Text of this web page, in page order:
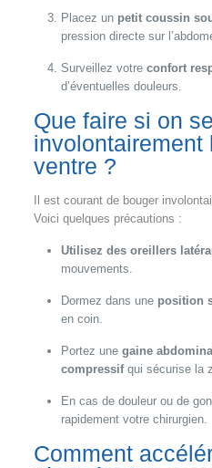
Placez un petit coussin
pression directe sur
Surveillez votre confort
d’éventuelles douleurs.
Que faire si on
involontairement
ventre ?
Il est courant de bouger
Voici quelques précautions :
Utilisez des oreillers
mouvements.
Dormez dans une position
en coin.
Portez une gaine
compressifqui sécurise la
En cas de douleur ou de
rapidement votre chirurgien.
Comment